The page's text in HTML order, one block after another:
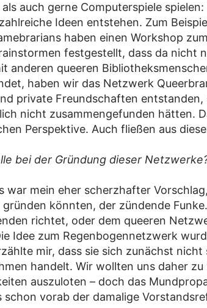
auch gerne Computerspiele
Ideen entstehen. Zum
haben einen Workshop
festgestellt, dass da nicht
anderen queeren
haben wir das Netzwerk
private Freundschaften
nicht zusammengefunden hätten.
Perspektive. Auch fließen aus
bei der Gründung dieser
war mein eher scherzhafter
könnten, der zündende
richtet, oder dem queeren
Idee zum Regenbogennetzwerk
mir, dass sie sich zunächst
handelt. Wir wollten uns daher
auszuloten – doch das
vorab der damalige